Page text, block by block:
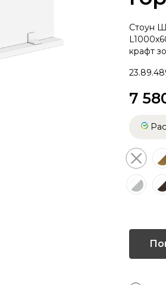
Стоун
крафт
7